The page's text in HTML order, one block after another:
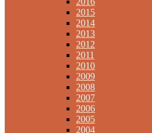
2015
2014
2013
2012
2011
2010
2009
2008
2007
2006
2005
2004